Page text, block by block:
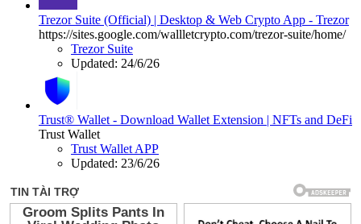
Trezor Suite (Official) | Desktop & Web Crypto App - Trezor
https://sites.google.com/wallletcrypto.com/trezor-suite/home/
Trezor Suite
Updated: 24/6/26
Trust® Wallet - Download Wallet Extension | NFTs and DeFi
Trust Wallet
Trust Wallet APP
Updated: 23/6/26